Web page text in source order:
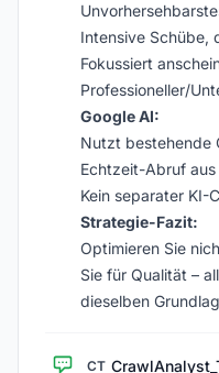
Intensive Schübe,
Fokussiert
Professioneller/
Google AI:
Nutzt bestehende
Echtzeit-Abruf
Kein separater KI-
Strategie-Fazit:
Optimieren Sie
Sie für Qualität –
dieselben
CT